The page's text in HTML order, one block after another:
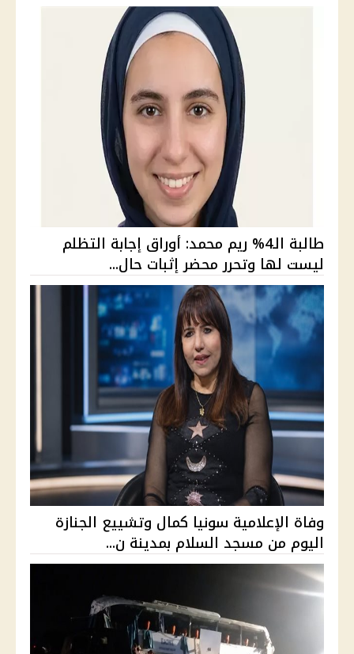
طالبة الـ4% ريم محمد: أوراق إجابة التظلم
ليست لها وتحرر محضر إثبات حال...
وفاة الإعلامية سونيا كمال وتشييع الجنازة
اليوم من مسجد السلام بمدينة ن...